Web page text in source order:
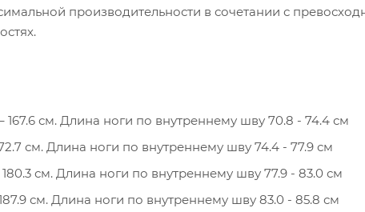
см. Длина ноги по внутреннему шву 70.8 - 74.4 см
см. Длина ноги по внутреннему шву 74.4 - 77.9 см
см. Длина ноги по внутреннему шву 77.9 - 83.0 см
см. Длина ноги по внутреннему шву 83.0 - 85.8 см